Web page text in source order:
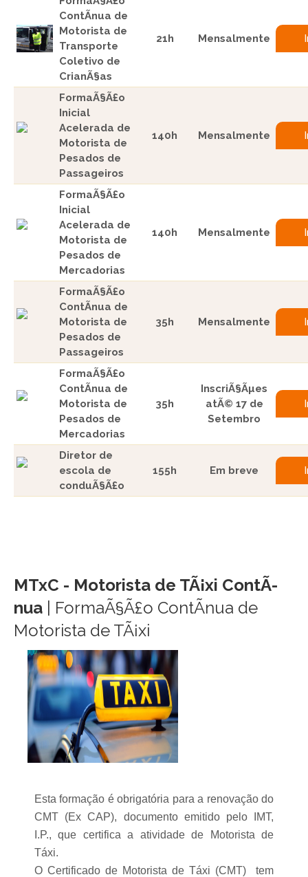
ContÃ­nua de
Motorista de
Transporte
Coletivo de
CrianÃ§as
21h Mensalmente
FormaÃ§Ã£o
Inicial
Acelerada de
Motorista de
Pesados de
Passageiros
140h Mensalmente
FormaÃ§Ã£o
Inicial
Acelerada de
Motorista de
Pesados de
Mercadorias
140h Mensalmente
FormaÃ§Ã£o
ContÃ­nua de
Motorista de
Pesados de
Passageiros
35h Mensalmente
FormaÃ§Ã£o
ContÃ­nua de
Motorista de
Pesados de
Mercadorias
35h
InscriÃ§Ãµes
atÃ© 17 de
Setembro
Diretor de
escola de
conduÃ§Ã£o
155h Em breve
MTxC - Motorista de TÃ¡xi ContÃ­
nua | FormaÃ§Ã£o ContÃ­nua de
Motorista de TÃ¡xi
Esta formação é obrigatória para a renovação do
CMT (Ex CAP), documento emitido pelo IMT,
I.P., que certifica a atividade de Motorista de
Táxi.
O Certificado de Motorista de Táxi (CMT) tem